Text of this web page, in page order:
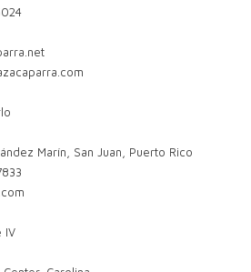
Marín, San Juan, Puerto Rico
IV